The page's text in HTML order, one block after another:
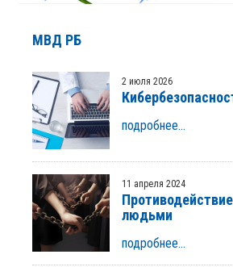
МВД РБ
2 июля 2026
подробнее...
11 апреля 2024
Противодействие торговле
людьми
подробнее...